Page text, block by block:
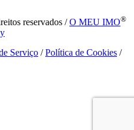
reservados /O MEU IMO®
Serviço /Política de Cookies /